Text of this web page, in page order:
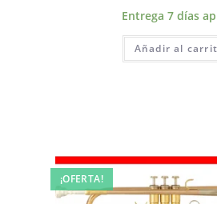
Entrega 7 días
Añadir al
¡OFERTA!